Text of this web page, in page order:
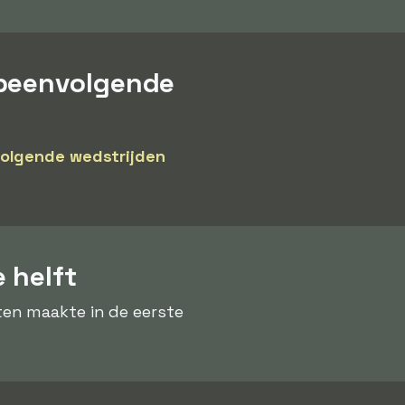
wedstrijden
helft
maakte in de eerste